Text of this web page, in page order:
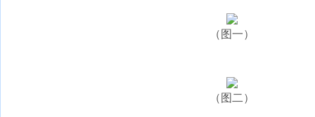
（图一）
（图二）